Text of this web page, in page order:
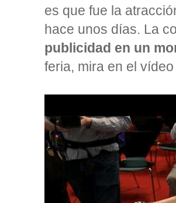
es que fue la
hace unos días. La
publicidad en un
feria, mira en el